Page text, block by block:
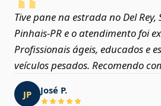
Tive pane na estrada no Del Rey,
Pinhais‑PR e o atendimento foi
Profissionais ágeis, educados e
veículos pesados. Recomendo
JP José P.